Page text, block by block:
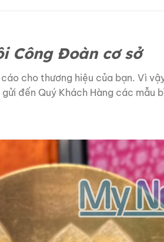
Công Đoàn cơ sở
cho thương hiệu của bạn. Vì
đến Quý Khách Hàng các mẫu